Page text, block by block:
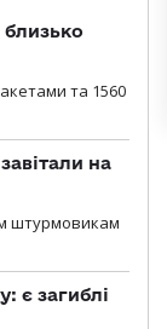
близько
та 1560
на
штурмовикам
є загиблі